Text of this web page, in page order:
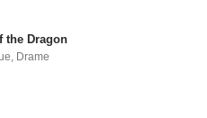
the Dragon
, Drame